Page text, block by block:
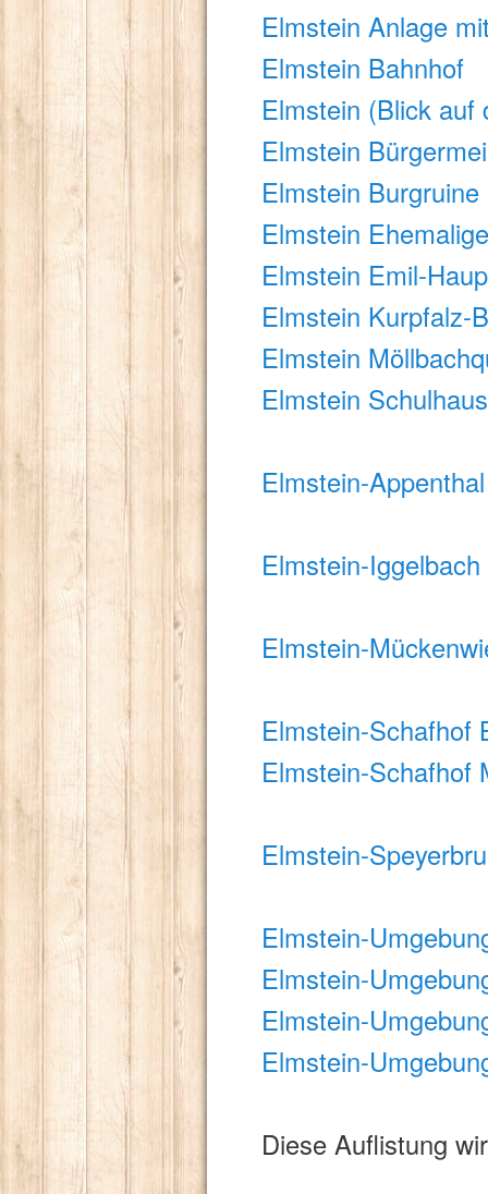
Elmstein Anlage
Elmstein Bahnhof
Elmstein (Blick auf
Elmstein
Elmstein Burgruine
Elmstein
Elmstein Emil-
Elmstein Kurpfalz-
Elmstein
Elmstein
Elmstein-
Elmstein-
Elmstein-
Elmstein-Schafhof
Elmstein-Schafhof
Elmstein-
Elmstein-
Elmstein-
Elmstein-
Elmstein-
Diese Auflistung